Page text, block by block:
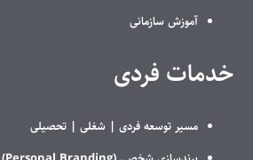
آموزش سازمانی
خدمات فردی
مسیر توسعه فردی | شغلی |تحصیلی